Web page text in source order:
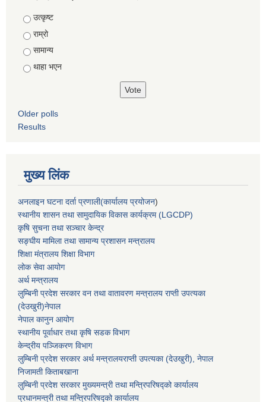
Choices
उत्कृष्ट
राम्रो
सामान्य
थाहा भएन
Older polls
Results
मुख्य लिंक
अनलाइन घटना दर्ता प्रणाली(कार्यालय प्रयोजन)
स्थानीय शासन तथा सामुदायिक विकास कार्यक्रम (LGCDP)
कृषि सुचना तथा सञ्चार केन्द्र
सङ्घीय मामिला तथा सामान्य प्रशासन मन्त्रालय
शिक्षा मंत्रालय शिक्षा विभाग
लोक सेवा आयोग
अर्थ मन्त्रालय
लुम्बिनी प्रदेश सरकार वन तथा वातावरण मन्त्रालय राप्ती उपत्यका
(देउखुरी)नेपाल
नेपाल कानुन आयोग
स्थानीय पूर्वाधार तथा कृषि सडक विभाग
केन्द्रीय पञ्जिकरण विभाग
लुम्बिनी प्रदेश सरकार अर्थ मन्त्रालयराप्ती उपत्यका (देउखुरी), नेपाल
निजामती किताबखाना
लुम्बिनी प्रदेश सरकार मुख्यमन्त्री तथा मन्त्रिपरिषद्को कार्यालय
प्रधानमन्त्री तथा मन्त्रिपरिषद्को कार्यालय